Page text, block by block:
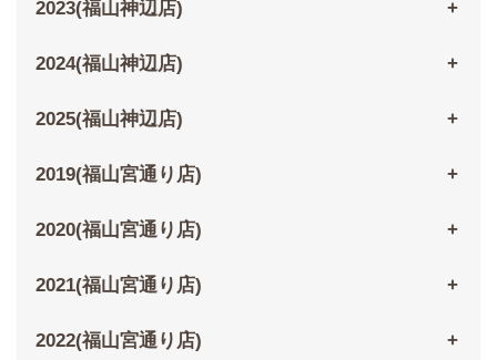
2023(福山神辺店)
2024(福山神辺店)
2025(福山神辺店)
2019(福山宮通り店)
2020(福山宮通り店)
2021(福山宮通り店)
2022(福山宮通り店)